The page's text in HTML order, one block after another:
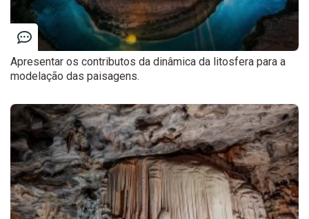
Apresentar os contributos da dinâmica da litosfera para a
modelação das paisagens.